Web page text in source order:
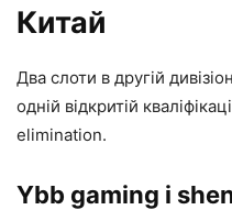
Китай
Два слоти в другій
одній відкритій
elimination.
Ybb gaming і